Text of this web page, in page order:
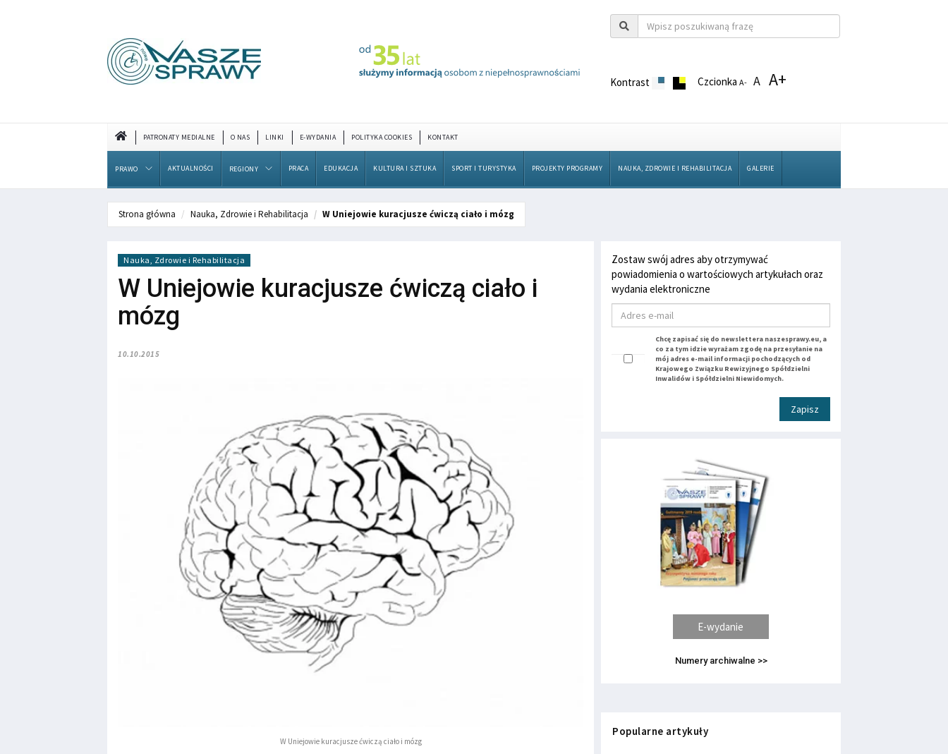
Kontrast CzcionkaA- A A+
PATRONATY MEDIALNE O NAS LINKI E-WYDANIA POLITYKA COOKIES KONTAKT
PRAWO AKTUALNOŚCI REGIONY PRACA EDUKACJA KULTURA I SZTUKA SPORT I TURYSTYKA PROJEKTY PROGRAMY NAUKA, ZDROWIE I REHABILITACJA GALERIE
Strona główna Nauka, Zdrowie i Rehabilitacja W Uniejowie kuracjusze ćwiczą ciało i mózg
Nauka, Zdrowie i Rehabilitacja
W Uniejowie kuracjusze ćwiczą ciało i
mózg
10.10.2015
W Uniejowie kuracjusze ćwiczą ciało i mózg
Zostaw swój adres aby otrzymywać
powiadomienia o wartościowych artykułach oraz
wydania elektroniczne
Chcę zapisać się do newslettera naszesprawy.eu, a
co za tym idzie wyrażam zgodę na przesyłanie na
mój adres e-mail informacji pochodzących od
Krajowego Związku Rewizyjnego Spółdzielni
Inwalidów i Spółdzielni Niewidomych.
Zapisz
E-wydanie
Numery archiwalne >>
Popularne artykuły